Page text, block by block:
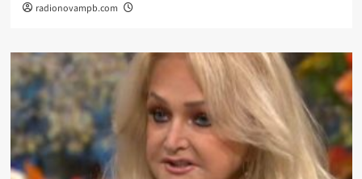
radionovampb.com